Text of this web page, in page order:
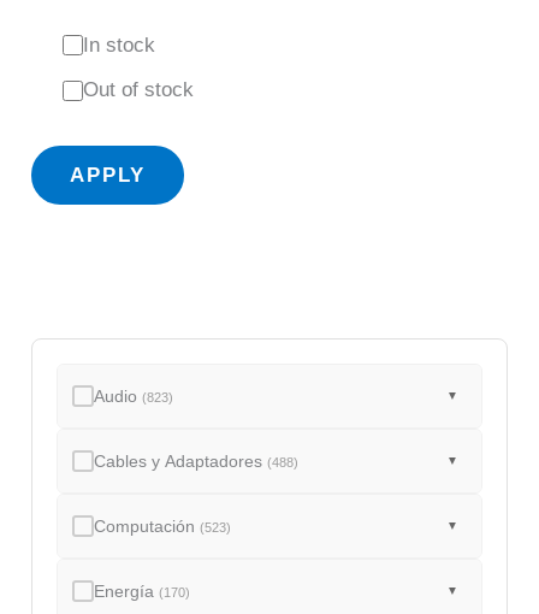
S
t
u
In stock
Out of stock
APPLY
Audio(823) ▼
Cables y Adaptadores(488) ▼
Computación(523) ▼
Energía(170) ▼